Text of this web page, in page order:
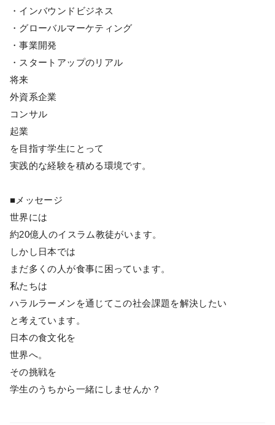
・インバウンドビジネス
・グローバルマーケティング
・事業開発
・スタートアップのリアル
将来
外資系企業
コンサル
起業
を目指す学生にとって
実践的な経験を積める環境です。
■メッセージ
世界には
約20億人のイスラム教徒がいます。
しかし日本では
まだ多くの人が食事に困っています。
私たちは
ハラルラーメンを通じてこの社会課題を解決したい
と考えています。
日本の食文化を
世界へ。
その挑戦を
学生のうちから一緒にしませんか？